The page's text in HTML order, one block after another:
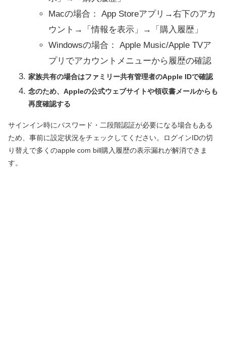
Macの場合： App Storeアプリ→右下のアカ
ウント→「情報を表示」→「購入履歴」
Windowsの場合： Apple Music/Apple TVア
プリでアカウントメニューから履歴の確認
家族共有の場合はファミリー共有管理者のApple IDで確認
念のため、Appleの公式ウェブサイトや領収書メールからも
再度確認する
サインイン時にパスワード・二段階認証が必要になる場合もある
ため、事前に設定状況をチェックしてください。ログインIDの切
り替えで多くのapple com bill購入履歴の表示漏れが解消できま
す。